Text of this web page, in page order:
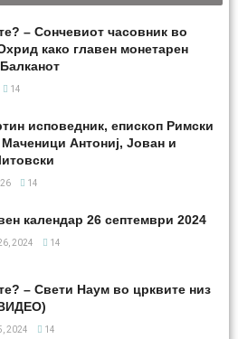
– Сончевиот часовник во
како главен монетарен
14
исповедник, епископ Римски
Антониј, Јован и
14
календар 26 септември 2024
2024 14
– Свети Наум во црквите низ
2024 14